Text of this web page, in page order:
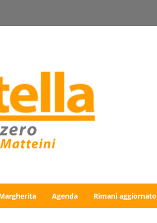
Agenda Rimani aggiornato